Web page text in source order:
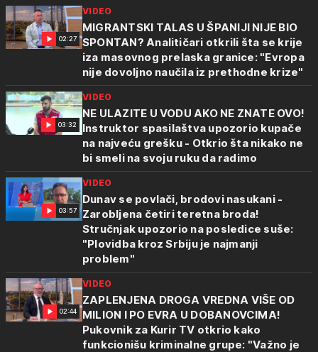
VIDEO
MIGRANTSKI TALAS U ŠPANIJI NIJE BIO
SPONTAN? Analitičari otkrili šta se krije
iza masovnog prelaska granice: "Evropa
nije dovoljno naučila iz prethodne krize"
02:27
VIDEO
NE ULAZITE U VODU AKO NE ZNATE OVO!
Instruktor spasilaštva upozorio kupače
na najveću grešku - Otkrio šta nikako ne
bi smeli na svoju ruku da radimo
03:32
VIDEO
Dunav se povlači, brodovi nasukani -
Zarobljena četiri teretna broda!
Stručnjak upozorio na posledice suše:
"Plovidba kroz Srbiju je najmanji
problem"
03:57
VIDEO
ZAPLENJENA DROGA VREDNA VIŠE OD
MILION I PO EVRA U DOBANOVCIMA!
Pukovnik za Kurir TV otkrio kako
funkcionišu kriminalne grupe: "Važno je
02:44